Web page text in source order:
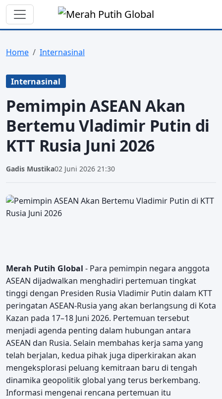
Home Internasinal
Internasinal
Pemimpin ASEAN Akan
Bertemu Vladimir Putin di
KTT Rusia Juni 2026
Gadis Mustika02 Juni 2026 21:30
Merah Putih Global - Para pemimpin negara anggota
ASEAN dijadwalkan menghadiri pertemuan tingkat
tinggi dengan Presiden Rusia Vladimir Putin dalam KTT
peringatan ASEAN-Rusia yang akan berlangsung di Kota
Kazan pada 17–18 Juni 2026. Pertemuan tersebut
menjadi agenda penting dalam hubungan antara
ASEAN dan Rusia. Selain membahas kerja sama yang
telah berjalan, kedua pihak juga diperkirakan akan
mengeksplorasi peluang kemitraan baru di tengah
dinamika geopolitik global yang terus berkembang.
Informasi mengenai rencana pertemuan itu